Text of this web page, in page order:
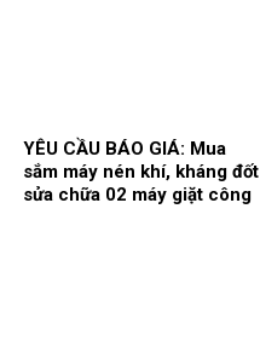
YÊU CẦU BÁO GIÁ: Mua
sắm máy nén khí, kháng đốt
sửa chữa 02 máy giặt công